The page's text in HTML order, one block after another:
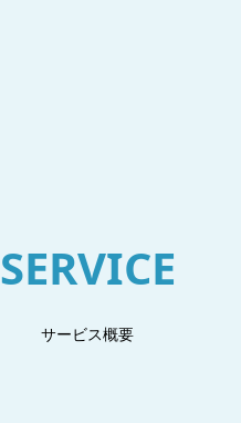
SERVICE
サービス概要